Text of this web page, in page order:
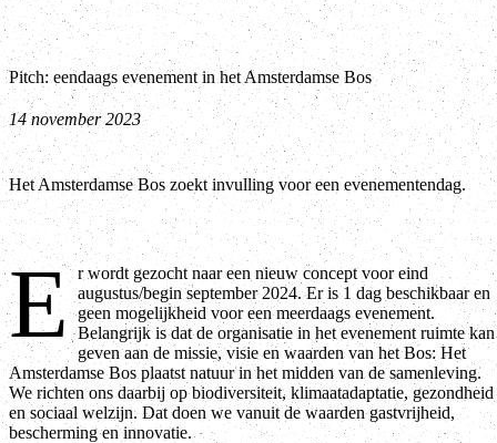
Pitch: eendaags evenement in het Amsterdamse Bos
14 november 2023
Het Amsterdamse Bos zoekt invulling voor een evenementendag.
E r wordt gezocht naar een nieuw concept voor eind
augustus/begin september 2024. Er is 1 dag beschikbaar en
geen mogelijkheid voor een meerdaags evenement.
Belangrijk is dat de organisatie in het evenement ruimte kan
geven aan de missie, visie en waarden van het Bos: Het
Amsterdamse Bos plaatst natuur in het midden van de samenleving.
We richten ons daarbij op biodiversiteit, klimaatadaptatie, gezondheid
en sociaal welzijn. Dat doen we vanuit de waarden gastvrijheid,
bescherming en innovatie.